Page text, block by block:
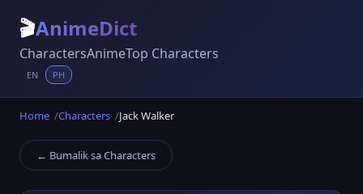
🎬AnimeDict
CharactersAnimeTop Characters
EN PH
Home Characters Jack Walker
← Bumalik sa Characters